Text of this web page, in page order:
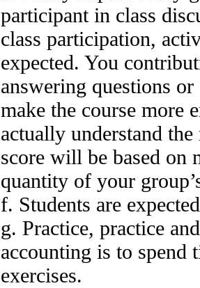
participant in class
class participation,
expected. You
answering questions
make the course more
actually understand
score will be based on
quantity of your
f. Students are
g. Practice, practice
accounting is to spend
exercises.